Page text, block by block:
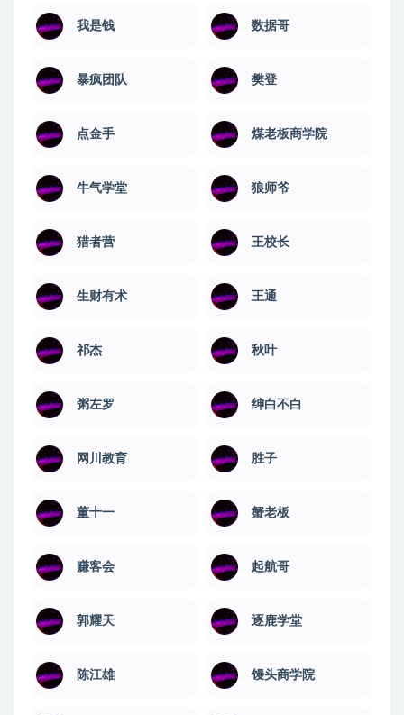
我是钱 数据哥
暴疯团队 樊登
点金手 煤老板商学院
牛气学堂 狼师爷
猎者营 王校长
生财有术 王通
祁杰 秋叶
粥左罗 绅白不白
网川教育 ​胜子
董十一 蟹老板
赚客会 起航哥
郭耀天 逐鹿学堂
陈江雄 馒头商学院